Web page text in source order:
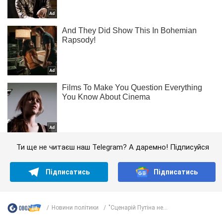
Ти ще не читаєш наш Telegram? А даремно! Підписуйся
Підписатись Підписатись
Новини політики "Сценарій Путіна не...